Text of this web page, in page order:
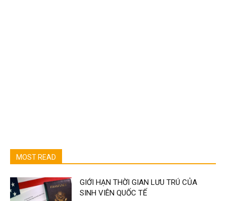
MOST READ
GIỚI HẠN THỜI GIAN LƯU TRÚ CỦA
SINH VIÊN QUỐC TẾ